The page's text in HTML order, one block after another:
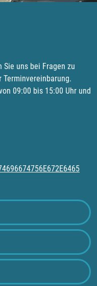
Sie uns bei Fragen zu
Terminvereinbarung.
09:00 bis 15:00 Uhr und